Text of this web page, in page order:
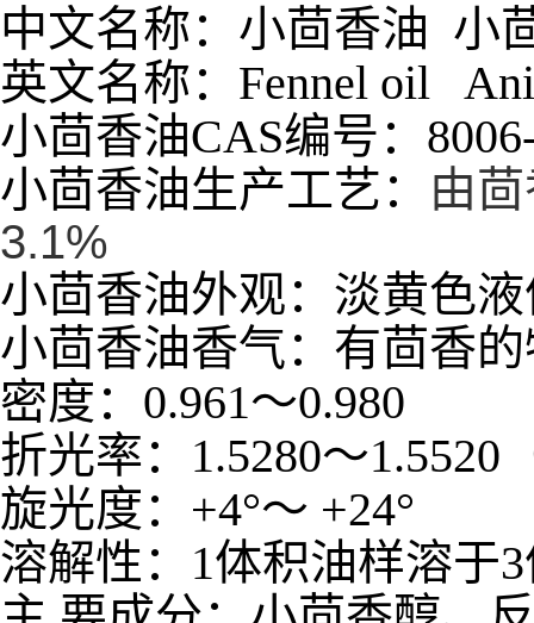
中文名称：小茴香油 小
英文名称：Fennel oil
小茴香油CAS编号：
小茴香油生产工艺：
由
3.1%
小茴香油外观：淡黄色
小茴香油香气：有茴香
密度：0.961～0.980
折光率：1.5280～1.5520
旋光度：+4°～ +24°
溶解性：1体积油样溶于